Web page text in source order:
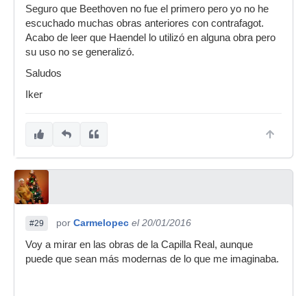
Seguro que Beethoven no fue el primero pero yo no he
escuchado muchas obras anteriores con contrafagot.
Acabo de leer que Haendel lo utilizó en alguna obra pero
su uso no se generalizó.
Saludos
Iker
#29 por Carmelopec el 20/01/2016
Voy a mirar en las obras de la Capilla Real, aunque
puede que sean más modernas de lo que me imaginaba.